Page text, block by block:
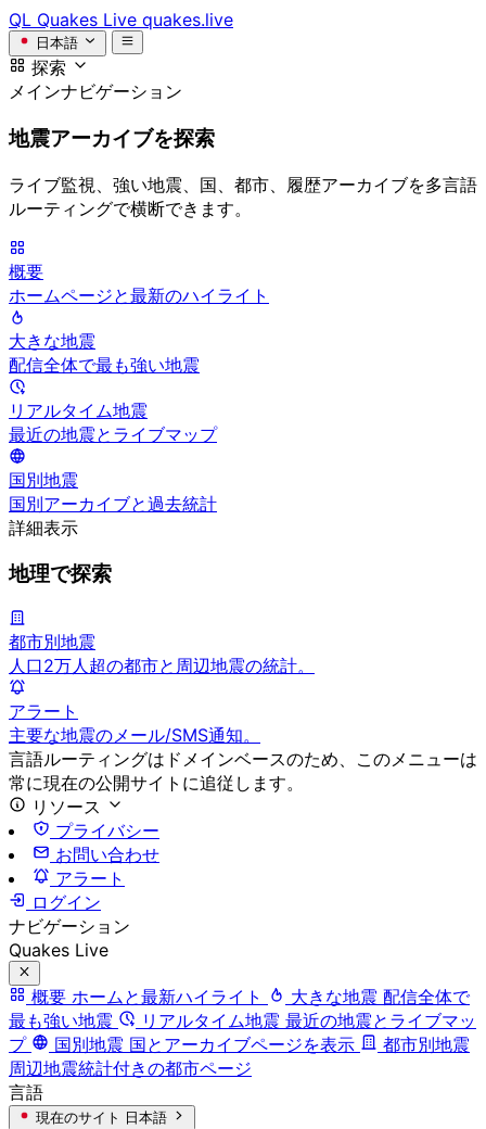
QL Quakes Live quakes.live
日本語
探索
メインナビゲーション
地震アーカイブを探索
ライブ監視、強い地震、国、都市、履歴アーカイブを多言語
ルーティングで横断できます。
概要
ホームページと最新のハイライト
大きな地震
配信全体で最も強い地震
リアルタイム地震
最近の地震とライブマップ
国別地震
国別アーカイブと過去統計
詳細表示
地理で探索
都市別地震
人口2万人超の都市と周辺地震の統計。
アラート
主要な地震のメール/SMS通知。
言語ルーティングはドメインベースのため、このメニューは
常に現在の公開サイトに追従します。
リソース
プライバシー
お問い合わせ
アラート
ログイン
ナビゲーション
Quakes Live
概要 ホームと最新ハイライト 大きな地震 配信全体で
最も強い地震
リアルタイム地震 最近の地震とライブマッ
プ
国別地震 国とアーカイブページを表示
都市別地震
周辺地震統計付きの都市ページ
言語
現在のサイト 日本語